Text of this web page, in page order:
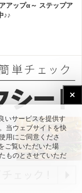
アップα～ ステップア
♪♪
いサービスを提供す
当ウェブサイトを快
用にご同意くださ
ご覧いただいた場
ものとさせていただ